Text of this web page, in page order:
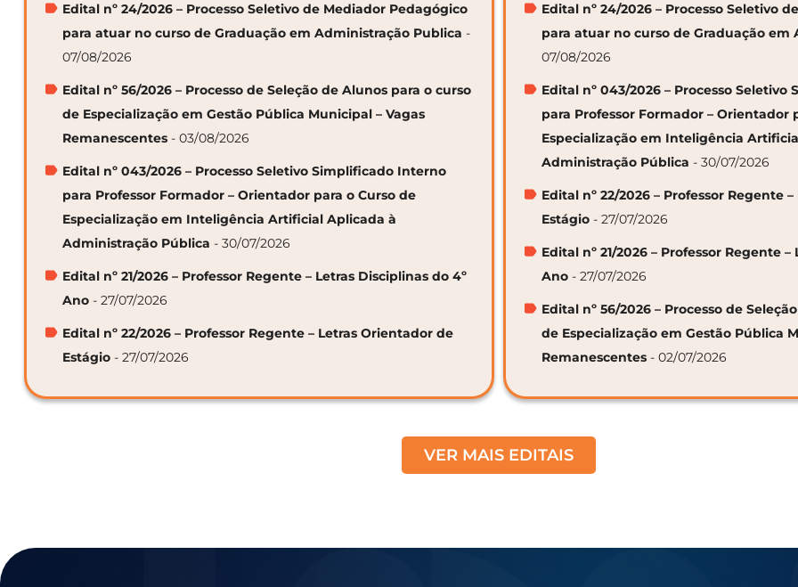
Edital nº 24/2026 – Processo Seletivo de Mediador Pedagógico
para atuar no curso de Graduação em Administração Publica -
07/08/2026
Edital nº 56/2026 – Processo de Seleção de Alunos para o curso
de Especialização em Gestão Pública Municipal – Vagas
Remanescentes - 03/08/2026
Edital nº 043/2026 – Processo Seletivo Simplificado Interno
para Professor Formador – Orientador para o Curso de
Especialização em Inteligência Artificial Aplicada à
Administração Pública - 30/07/2026
Edital nº 21/2026 – Professor Regente – Letras Disciplinas do 4º
Ano - 27/07/2026
Edital nº 22/2026 – Professor Regente – Letras Orientador de
Estágio - 27/07/2026
Edital nº 24/2026 – Processo Seletivo
para atuar no curso de Graduação em
07/08/2026
Edital nº 043/2026 – Processo
para Professor Formador – Orientador
Especialização em Inteligência
Administração Pública - 30/07/2026
Edital nº 22/2026 – Professor Regente
Estágio - 27/07/2026
Edital nº 21/2026 – Professor Regente
Ano - 27/07/2026
Edital nº 56/2026 – Processo de
de Especialização em Gestão Pública
Remanescentes - 02/07/2026
VER MAIS EDITAIS